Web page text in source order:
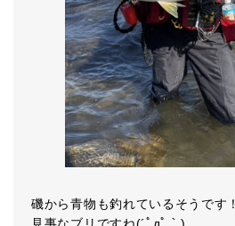
磯から青物も釣れているそうです！